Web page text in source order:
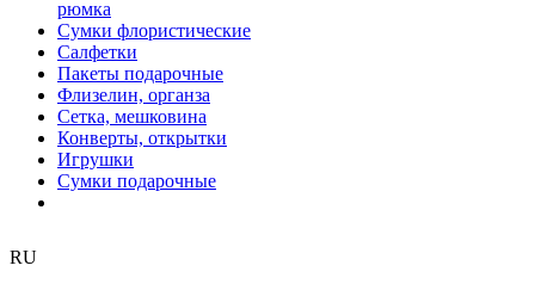
рюмка
Сумки флористические
Салфетки
Пакеты подарочные
Флизелин, органза
Сетка, мешковина
Конверты, открытки
Игрушки
Сумки подарочные
RU